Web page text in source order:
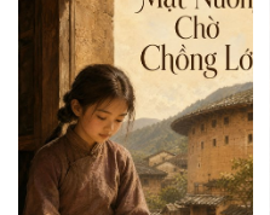
Tiểu Thuyết
Trinh Thám
Triều Đấu
Trùng Sinh